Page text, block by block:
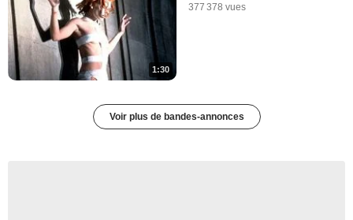
1:30
377 378 vues
Voir plus de bandes-annonces